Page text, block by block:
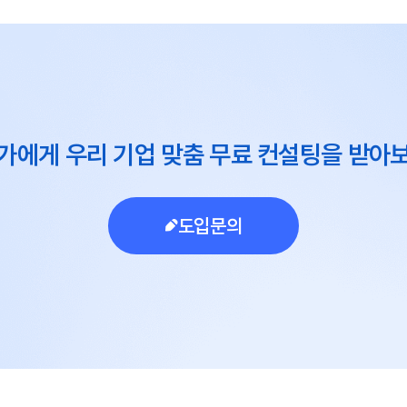
에게 우리 기업 맞춤 무료 컨설팅을 받아
도입문의